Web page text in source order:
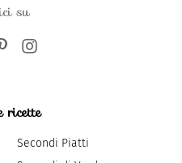
su
ricette
Secondi Piatti